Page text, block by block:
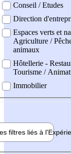
Conseil / Etudes
Direction
Espaces verts et
Agriculture /
animaux
Hôtellerie -
Tourisme /
Immobilier
filtres liés à l'